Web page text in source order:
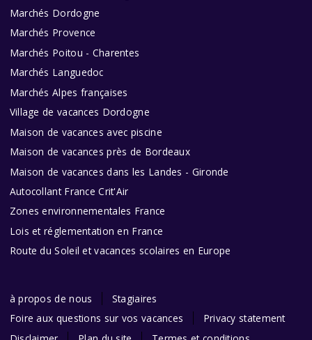
Marchés Dordogne
Marchés Provence
Marchés Poitou - Charentes
Marchés Languedoc
Marchés Alpes françaises
Village de vacances Dordogne
Maison de vacances avec piscine
Maison de vacances près de Bordeaux
Maison de vacances dans les Landes - Gironde
Autocollant France Crit'Air
Zones environnementales France
Lois et réglementation en France
Route du Soleil et vacances scolaires en Europe
à propos de nous
Stagiaires
Foire aux questions sur vos vacances
Privacy statement